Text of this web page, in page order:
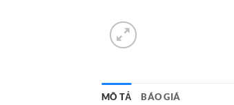
MÔ TẢ BÁO GIÁ